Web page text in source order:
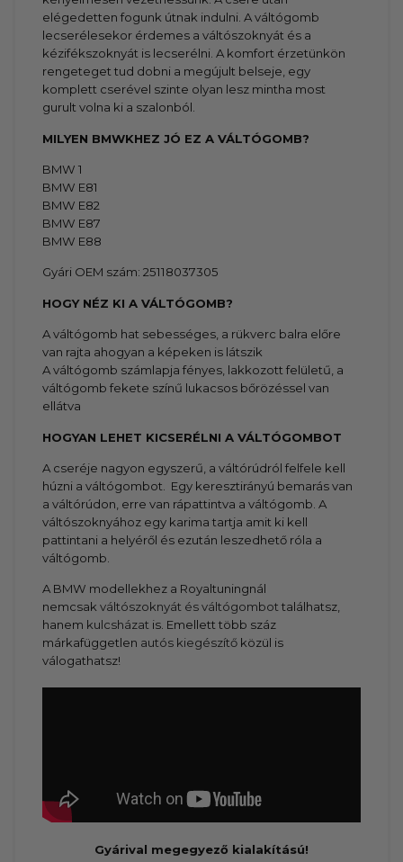
elégedetten fogunk útnak indulni. A váltógomb
lecserélesekor érdemes a váltószoknyát és a
kézifékszoknyát is lecserélni. A komfort érzetünkön
rengeteget tud dobni a megújult belseje, egy
komplett cserével szinte olyan lesz mintha most
gurult volna ki a szalonból.
MILYEN BMWKHEZ JÓ EZ A VÁLTÓGOMB?
BMW 1
BMW E81
BMW E82
BMW E87
BMW E88
Gyári OEM szám: 25118037305
HOGY NÉZ KI A VÁLTÓGOMB?
A váltógomb hat sebességes, a rükverc balra előre
van rajta ahogyan a képeken is látszik
A váltógomb számlapja fényes, lakkozott felületű, a
váltógomb fekete színű lukacsos bőrözéssel van
ellátva
HOGYAN LEHET KICSERÉLNI A VÁLTÓGOMBOT
A cseréje nagyon egyszerű, a váltórúdról felfele kell
húzni a váltógombot. Egy keresztirányú bemarás van
a váltórúdon, erre van rápattintva a váltógomb. A
váltószoknyához egy karima tartja amit ki kell
pattintani a helyéről és ezután leszedhető róla a
váltógomb.
A BMW modellekhez a Royaltuningnál
nemcsakváltószoknyát és váltógombottalálhatsz,
hanem kulcsházat is. Emellett több száz
márkafüggetlen autós kiegészítő közül is
válogathatsz!
Gyárival megegyező kialakítású!